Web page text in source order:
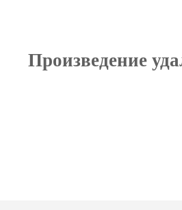
Произведение